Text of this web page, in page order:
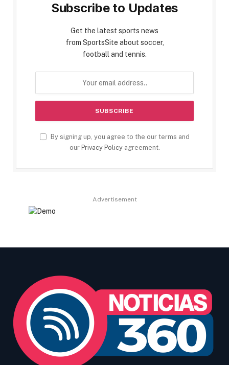
Subscribe to Updates
Get the latest sports news
from SportsSite about soccer,
football and tennis.
By signing up, you agree to the our terms and
our Privacy Policyagreement.
Advertisement